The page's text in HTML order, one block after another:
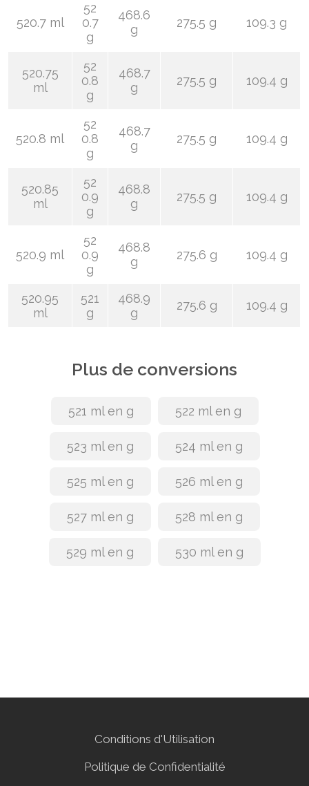
520.7 ml
52
0.7
g
468.6
g
275.5 g 109.3 g
520.75
ml
52
0.8
g
468.7
g
275.5 g 109.4 g
520.8 ml
52
0.8
g
468.7
g
275.5 g 109.4 g
520.85
ml
52
0.9
g
468.8
g
275.5 g 109.4 g
520.9 ml
52
0.9
g
468.8
g
275.6 g 109.4 g
520.95
ml
521
g
468.9
g
275.6 g 109.4 g
Plus de conversions
521 ml en g 522 ml en g
523 ml en g 524 ml en g
525 ml en g 526 ml en g
527 ml en g 528 ml en g
529 ml en g 530 ml en g
Conditions d'Utilisation
Politique de Confidentialité